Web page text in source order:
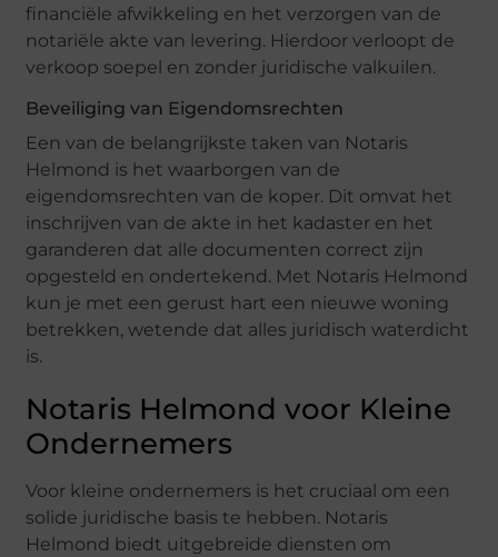
financiële afwikkeling en het verzorgen van de
notariële akte van levering. Hierdoor verloopt de
verkoop soepel en zonder juridische valkuilen.
Beveiliging van Eigendomsrechten
Een van de belangrijkste taken van Notaris
Helmond is het waarborgen van de
eigendomsrechten van de koper. Dit omvat het
inschrijven van de akte in het kadaster en het
garanderen dat alle documenten correct zijn
opgesteld en ondertekend. Met Notaris Helmond
kun je met een gerust hart een nieuwe woning
betrekken, wetende dat alles juridisch waterdicht
is.
Notaris Helmond voor Kleine
Ondernemers
Voor kleine ondernemers is het cruciaal om een
solide juridische basis te hebben. Notaris
Helmond biedt uitgebreide diensten om